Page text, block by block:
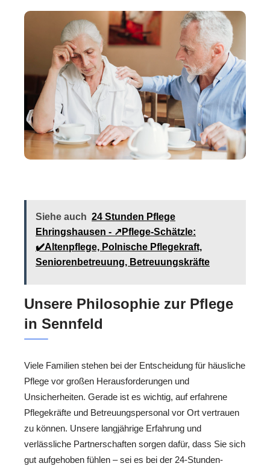
Siehe auch 24 Stunden Pflege
Ehringshausen - ↗️Pflege-Schätzle:
✔️Altenpflege, Polnische Pflegekraft,
Seniorenbetreuung, Betreuungskräfte
Unsere Philosophie zur Pflege
in Sennfeld
Viele Familien stehen bei der Entscheidung für häusliche
Pflege vor großen Herausforderungen und
Unsicherheiten. Gerade ist es wichtig, auf erfahrene
Pflegekräfte und Betreuungspersonal vor Ort vertrauen
zu können. Unsere langjährige Erfahrung und
verlässliche Partnerschaften sorgen dafür, dass Sie sich
gut aufgehoben fühlen – sei es bei der 24-Stunden-